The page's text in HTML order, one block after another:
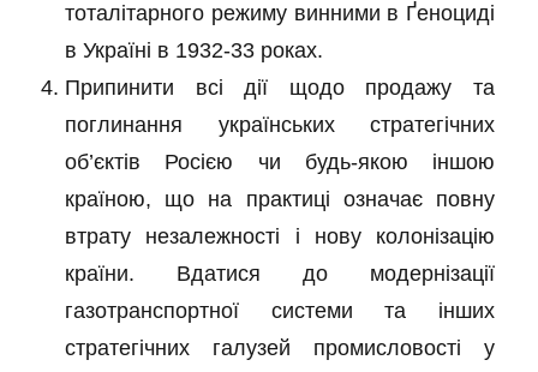
тоталітарного режиму винними в Ґеноциді
в Україні в 1932-33 роках.
Припинити всі дії щодо продажу та
поглинання українських стратегічних
об’єктів Росією чи будь-якою іншою
країною, що на практиці означає повну
втрату незалежності і нову колонізацію
країни. Вдатися до модернізації
газотранспортної системи та інших
стратегічних галузей промисловості у